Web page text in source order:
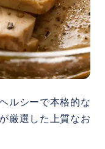
ルシーで本格的な
厳選した上質なお